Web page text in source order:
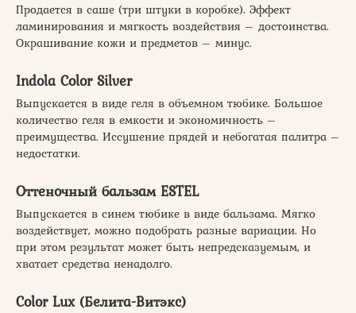
Продается в саше (три штуки в коробке). Эффект
ламинирования и мягкость воздействия – достоинства.
Окрашивание кожи и предметов – минус.
Indola Color Silver
Выпускается в виде геля в объемном тюбике. Большое
количество геля в емкости и экономичность –
преимущества. Иссушение прядей и небогатая палитра –
недостатки.
Оттеночный бальзам ESTEL
Выпускается в синем тюбике в виде бальзама. Мягко
воздействует, можно подобрать разные вариации. Но
при этом результат может быть непредсказуемым, и
хватает средства ненадолго.
Color Lux (Белита-Витэкс)